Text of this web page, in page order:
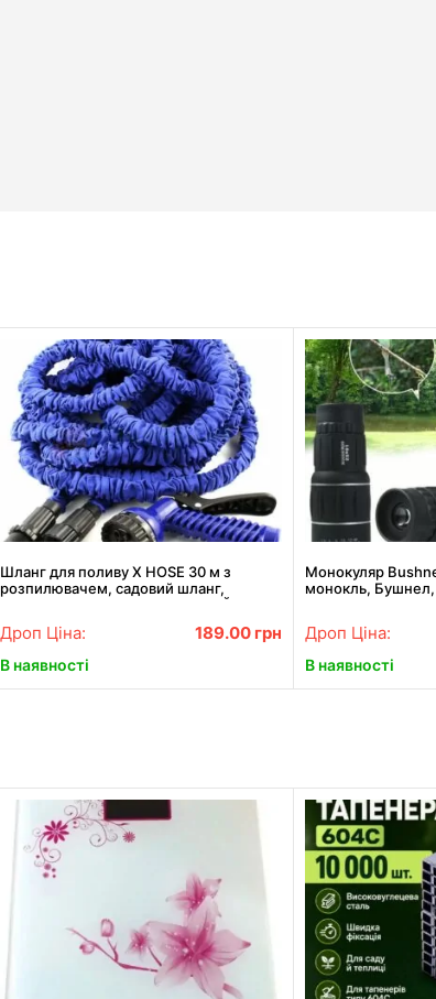
Шланг для поливу X HOSE 30 м з
розпилювачем, садовий шланг,
поливний шланг для саду СИНІЙ
Дроп Ціна: 189.00 грн
В наявності
Монокуляр
монокль, Бушнел,
Дроп Ціна:
В наявності